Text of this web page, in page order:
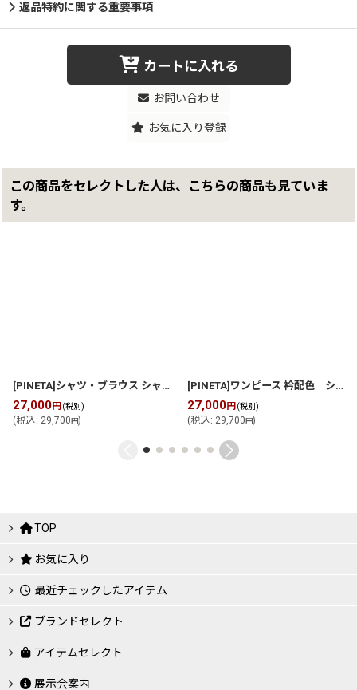
返品特約に関する重要事項
カートに入れる
お問い合わせ
お気に入り登録
この商品をセレクトした人は、こちらの商品も見ていま
す。
[PINETA]シャツ・ブラウス シャツブラウス [P269B009]
27,000円 (税別)
(税込: 29,700円)
[PINETA]ワンピース 衿配色 シャツワンピース
27,000円 (税別)
(税込: 29,700円)
TOP
お気に入り
最近チェックしたアイテム
ブランドセレクト
アイテムセレクト
展示会案内